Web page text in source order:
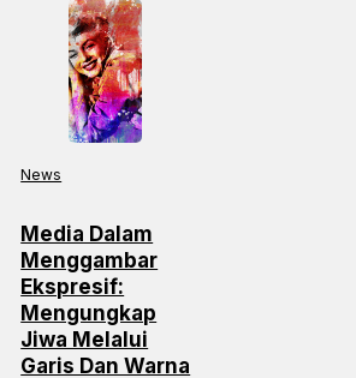
News
Media Dalam
Menggambar
Ekspresif:
Mengungkap
Jiwa Melalui
Garis Dan Warna